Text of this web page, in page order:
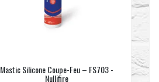
Mastic Silicone Coupe-Feu – FS703 -
Nullifire